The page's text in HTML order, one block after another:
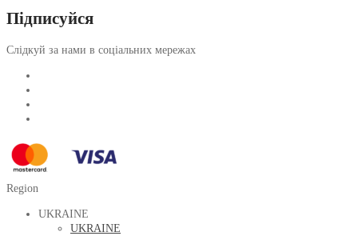
Підписуйся
Слідкуй за нами в соціальних мережах
Region
UKRAINE
UKRAINE